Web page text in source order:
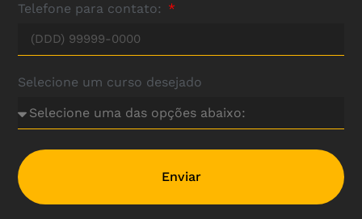
Telefone para contato:
Selecione um curso desejado
Enviar